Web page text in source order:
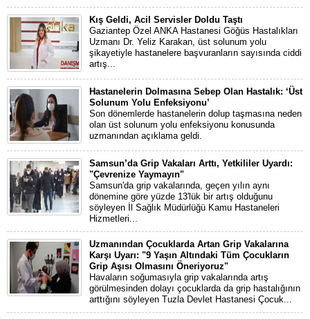
Kış Geldi, Acil Servisler Doldu Taştı
Gaziantep Özel ANKA Hastanesi Göğüs Hastalıkları
Uzmanı Dr. Yeliz Karakan, üst solunum yolu
şikayetiyle hastanelere başvuranların sayısında ciddi
artış...
Hastanelerin Dolmasına Sebep Olan Hastalık: ‘Üst
Solunum Yolu Enfeksiyonu’
Son dönemlerde hastanelerin dolup taşmasına neden
olan üst solunum yolu enfeksiyonu konusunda
uzmanından açıklama geldi.
Samsun’da Grip Vakaları Arttı, Yetkililer Uyardı:
"Çevrenize Yaymayın"
Samsun'da grip vakalarında, geçen yılın aynı
dönemine göre yüzde 13'lük bir artış olduğunu
söyleyen İl Sağlık Müdürlüğü Kamu Hastaneleri
Hizmetleri...
Uzmanından Çocuklarda Artan Grip Vakalarına
Karşı Uyarı: "9 Yaşın Altındaki Tüm Çocukların
Grip Aşısı Olmasını Öneriyoruz"
Havaların soğumasıyla grip vakalarında artış
görülmesinden dolayı çocuklarda da grip hastalığının
arttığını söyleyen Tuzla Devlet Hastanesi Çocuk...